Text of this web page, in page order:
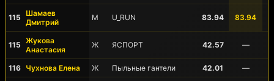
115
Шамаев
Дмитрий
М U_RUN 83.94 83.94
115 Жукова
Анастасия
Ж ЯСПОРТ 42.57 —
116 Чухнова Елена Ж Пыльные гантели 42.01
—